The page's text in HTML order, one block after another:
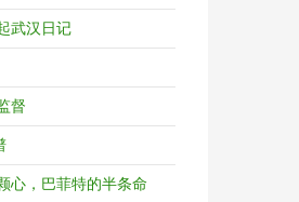
武汉日记
督
心，巴菲特的半条命